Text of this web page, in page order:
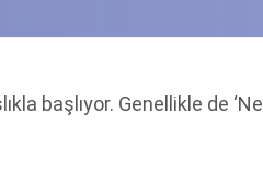
başlıyor. Genellikle de ‘Ne